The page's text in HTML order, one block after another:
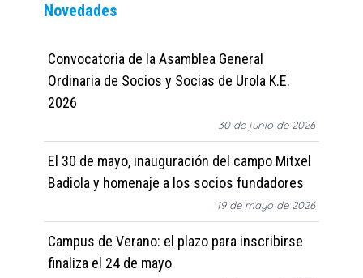
Novedades
Convocatoria de la Asamblea General
Ordinaria de Socios y Socias de Urola K.E.
2026
30 de junio de 2026
El 30 de mayo, inauguración del campo Mitxel
Badiola y homenaje a los socios fundadores
19 de mayo de 2026
Campus de Verano: el plazo para inscribirse
finaliza el 24 de mayo